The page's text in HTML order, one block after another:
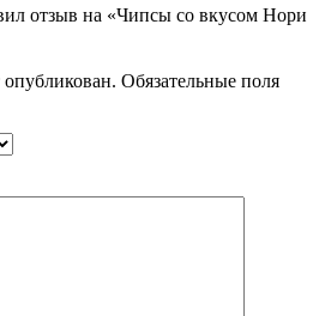
отзыв на «Чипсы со вкусом Нори
Обязательные поля